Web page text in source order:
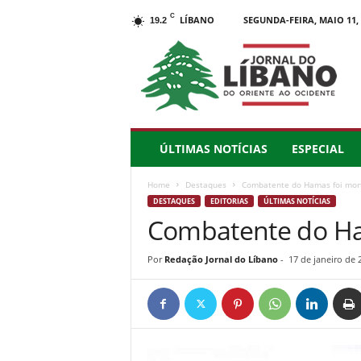
19.2 C LÍBANO SEGUNDA-FEIRA, MAIO 11,
O
ÚLTIMAS NOTÍCIAS ESPECIAL
Home Destaques Combatente do Hamas foi
DESTAQUES EDITORIAS ÚLTIMAS NOTÍCIAS
Combatente do
Por Redação Jornal do Líbano- 17 de janeiro de